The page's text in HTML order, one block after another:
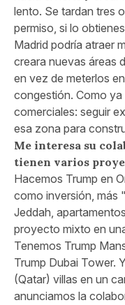
lento. Se tardan tres
permiso, si lo
Madrid podría atraer
creara nuevas áreas
en vez de meterlos
congestión. Como
comerciales: seguir
esa zona para
Me interesa su
tienen varios
Hacemos Trump en
como inversión, más
Jeddah,
proyecto mixto en
Tenemos Trump
Trump Dubai Tower.
(Qatar) villas en un
anunciamos la